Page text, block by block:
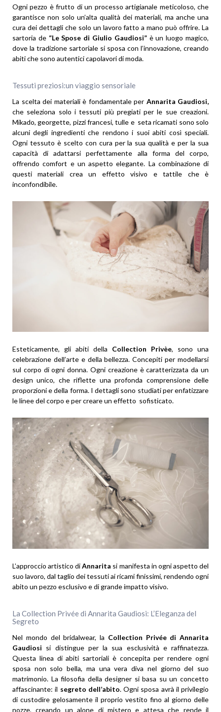
Ogni pezzo è frutto di un processo artigianale meticoloso, che
garantisce non solo un’alta qualità dei materiali, ma anche una
cura dei dettagli che solo un lavoro fatto a mano può offrire. La
sartoria de “Le Spose di Giulio Gaudiosi”è un luogo magico,
dove la tradizione sartoriale si sposa con l’innovazione, creando
abiti che sono autentici capolavori di moda.
Tessuti preziosi:un viaggio sensoriale
La scelta dei materiali è fondamentale per Annarita Gaudiosi,
che seleziona solo i tessuti più pregiati per le sue creazioni.
Mikado, georgette, pizzi francesi, tulle e seta ricamati sono solo
alcuni degli ingredienti che rendono i suoi abiti così speciali.
Ogni tessuto è scelto con cura per la sua qualità e per la sua
capacità di adattarsi perfettamente alla forma del corpo,
offrendo comfort e un aspetto elegante. La combinazione di
questi materiali crea un effetto visivo e tattile che è
inconfondibile.
Esteticamente, gli abiti della Collection Privèe, sono una
celebrazione dell’arte e della bellezza. Concepiti per modellarsi
sul corpo di ogni donna. Ogni creazione è caratterizzata da un
design unico, che riflette una profonda comprensione delle
proporzioni e della forma. I dettagli sono studiati per enfatizzare
le linee del corpo e per creare un effetto sofisticato.
L’approccio artistico diAnnarita si manifesta in ogni aspetto del
suo lavoro, dal taglio dei tessuti ai ricami finissimi, rendendo ogni
abito un pezzo esclusivo e di grande impatto visivo.
La Collection Privée di Annarita Gaudiosi: L’Eleganza del
Segreto
Nel mondo del bridalwear, la Collection Privée di Annarita
Gaudiosi si distingue per la sua esclusività e raffinatezza.
Questa linea di abiti sartoriali è concepita per rendere ogni
sposa non solo bella, ma una vera diva nel giorno del suo
matrimonio. La filosofia della designer si basa su un concetto
affascinante: il segreto dell’abito. Ogni sposa avrà il privilegio
di custodire gelosamente il proprio vestito fino al giorno delle
nozze, creando un alone di mistero e attesa che rende il